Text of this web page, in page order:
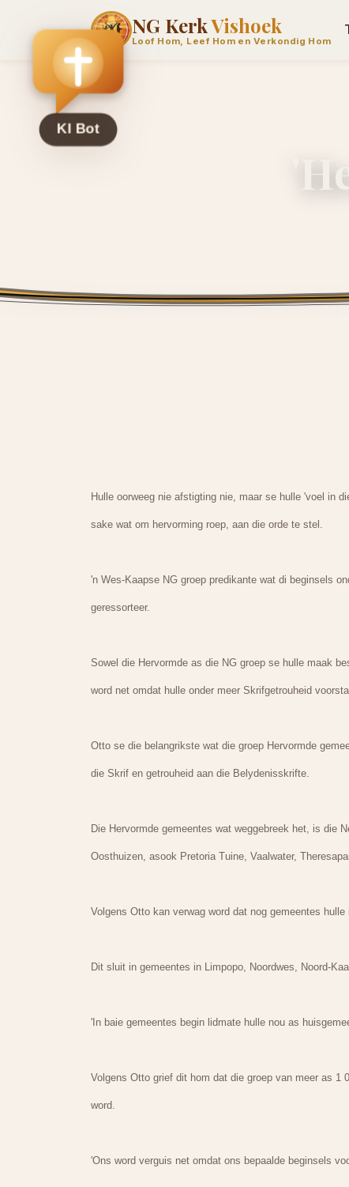
NG KerkVishoek
Loof Hom, Leef Hom en Verkondig Hom
Hulle oorweeg nie afstigting nie, maar se hulle 'voel in
sake wat om hervorming roep, aan die orde te stel.
'n Wes-Kaapse NG groep predikante wat di beginsels
geressorteer.
Sowel die Hervormde as die NG groep se hulle maak
word net omdat hulle onder meer Skrifgetrouheid
Otto se die belangrikste wat die groep Hervormde
die Skrif en getrouheid aan die Belydenisskrifte.
Die Hervormde gemeentes wat weggebreek het, is die
Oosthuizen, asook Pretoria Tuine, Vaalwater,
Volgens Otto kan verwag word dat nog gemeentes
Dit sluit in gemeentes in Limpopo, Noordwes, Noord-
'In baie gemeentes begin lidmate hulle nou as
Volgens Otto grief dit hom dat die groep van meer as 1
word.
'Ons word verguis net omdat ons bepaalde beginsels